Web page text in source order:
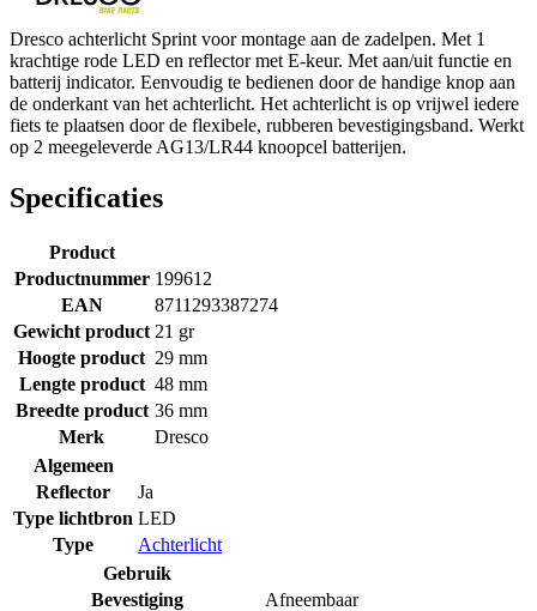
Dresco achterlicht Sprint voor montage aan de zadelpen. Met 1
krachtige rode LED en reflector met E-keur. Met aan/uit functie en
batterij indicator. Eenvoudig te bedienen door de handige knop aan
de onderkant van het achterlicht. Het achterlicht is op vrijwel iedere
fiets te plaatsen door de flexibele, rubberen bevestigingsband. Werkt
op 2 meegeleverde AG13/LR44 knoopcel batterijen.
Specificaties
Product
Productnummer 199612
EAN
8711293387274
Gewicht product 21 gr
Hoogte product 29 mm
Lengte product 48 mm
Breedte product 36 mm
Merk
Dresco
Algemeen
Reflector
Ja
Type lichtbron LED
Type
Achterlicht
Gebruik
Bevestiging
Afneembaar